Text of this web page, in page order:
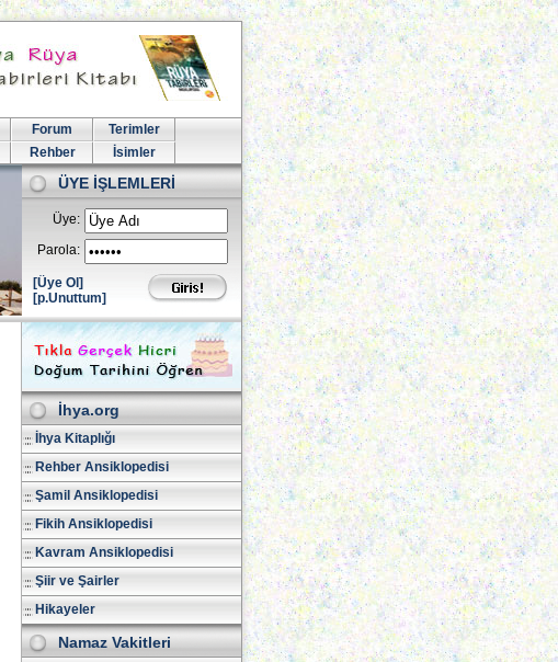
Forum
Terimler
Rehber İsimler
ÜYE İŞLEMLERİ
Üye:
Parola:
[Üye Ol]
[p.Unuttum]
İhya.org
İhya Kitaplığı
Rehber Ansiklopedisi
Şamil Ansiklopedisi
Fikih Ansiklopedisi
Kavram Ansiklopedisi
Şiir ve Şairler
Hikayeler
Namaz Vakitleri